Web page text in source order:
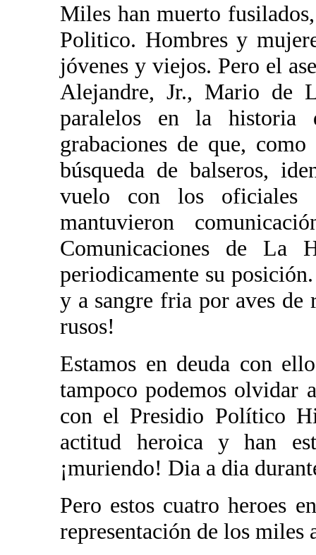
Miles han muerto
Politico. Hombres y
jóvenes y viejos. Pero el
Alejandre, Jr., Mario de
paralelos en la historia
grabaciones de que,
búsqueda de balseros,
vuelo con los oficiales
mantuvieron
Comunicaciones de La
periodicamente su
y a sangre fria por aves
rusos!
Estamos en deuda con
tampoco podemos olvidar
con el Presidio Político
actitud heroica y han
¡muriendo! Dia a dia
Pero estos cuatro heroes
representación de los miles